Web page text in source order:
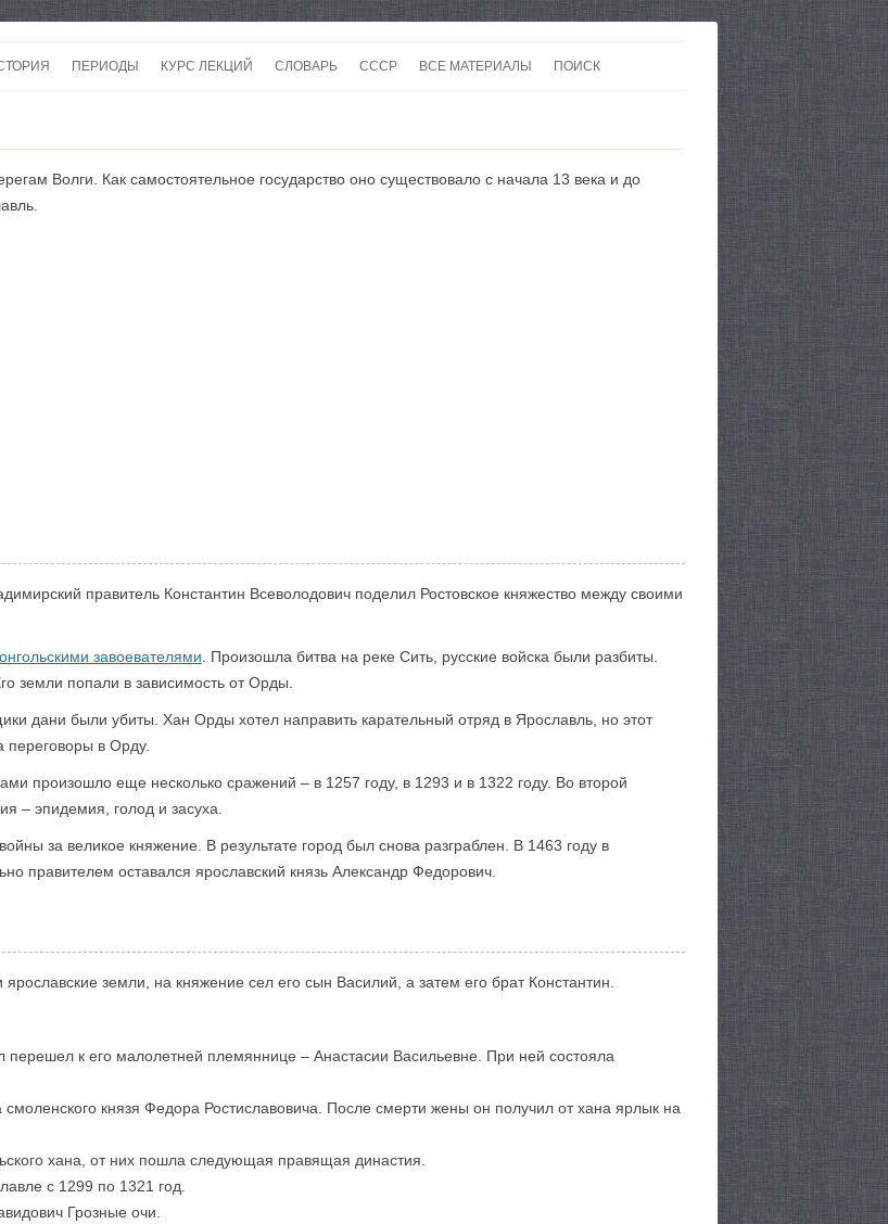
к
ПЕРИОДЫ КУРС ЛЕКЦИЙ СЛОВАРЬ СССР
ВОЙНЫ
ВСЕ МАТЕРИАЛЫ ПОИСК
Волги. Как самостоятельное государство оно существовало с начала 13 века и до
правитель Константин Всеволодович поделил Ростовское княжество между своими
завоевателями . Произошла битва на реке Сить, русские войска были разбиты.
земли попали в зависимость от Орды.
дани были убиты. Хан Орды хотел направить карательный отряд в Ярославль, но этот
переговоры в Орду.
произошло еще несколько сражений – в 1257 году, в 1293 и в 1322 году. Во второй
– эпидемия, голод и засуха.
за великое княжение. В результате город был снова разграблен. В 1463 году в
правителем оставался ярославский князь Александр Федорович.
земли, на княжение сел его сын Василий, а затем его брат Константин.
перешел к его малолетней племяннице – Анастасии Васильевне. При ней состояла
князя Федора Ростиславовича. После смерти жены он получил от хана ярлык на
хана, от них пошла следующая правящая династия.
с 1299 по 1321 год.
Грозные очи.